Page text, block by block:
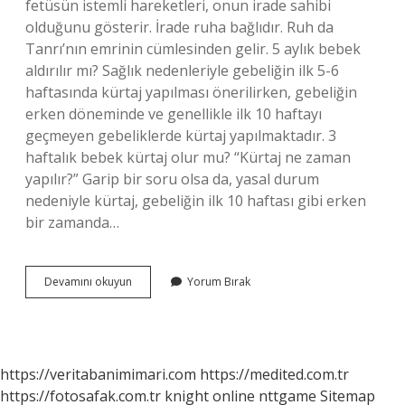
fetüsün istemli hareketleri, onun irade sahibi
olduğunu gösterir. İrade ruha bağlıdır. Ruh da
Tanrı’nın emrinin cümlesinden gelir. 5 aylık bebek
aldırılır mı? Sağlık nedenleriyle gebeliğin ilk 5-6
haftasında kürtaj yapılması önerilirken, gebeliğin
erken döneminde ve genellikle ilk 10 haftayı
geçmeyen gebeliklerde kürtaj yapılmaktadır. 3
haftalık bebek kürtaj olur mu? “Kürtaj ne zaman
yapılır?” Garip bir soru olsa da, yasal durum
nedeniyle kürtaj, gebeliğin ilk 10 haftası gibi erken
bir zamanda…
Devamını okuyun
Kaç
Yorum Bırak
https://veritabanimimari.com https://medited.com.tr
https://fotosafak.com.tr knight online nttgame Sitemap